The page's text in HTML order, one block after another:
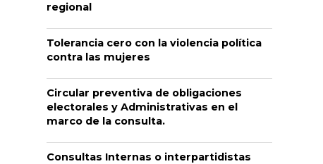
regional
Tolerancia cero con la violencia política
contra las mujeres
Circular preventiva de obligaciones
electorales y Administrativas en el
marco de la consulta.
Consultas Internas o interpartidistas